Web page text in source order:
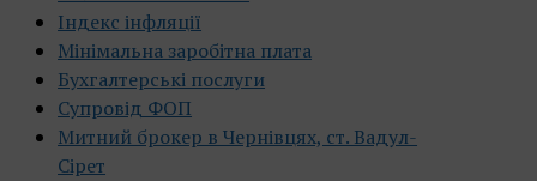
Індекс інфляції
Мінімальна заробітна плата
Бухгалтерські послуги
Супровід ФОП
Митний брокер в Чернівцях, ст. Вадул-
Сірет